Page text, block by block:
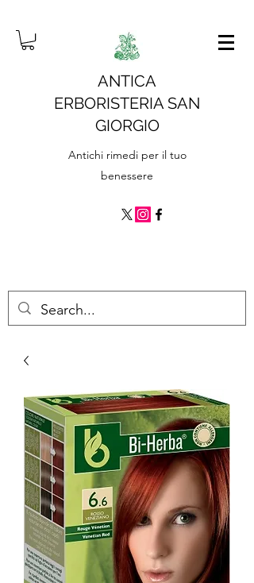
ANTICA
ERBORISTERIA SAN
GIORGIO
Antichi rimedi per il tuo
benessere